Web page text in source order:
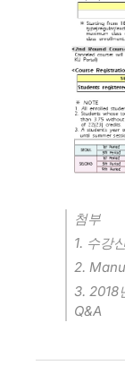
첨부
1. 수강
2.
3. 2018
Q&A